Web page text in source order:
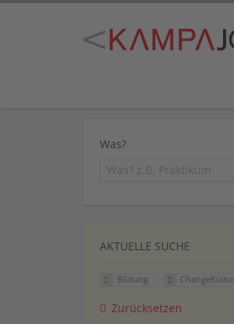
Was?
AKTUELLE SUCHE
Bildung
Zurücksetzen